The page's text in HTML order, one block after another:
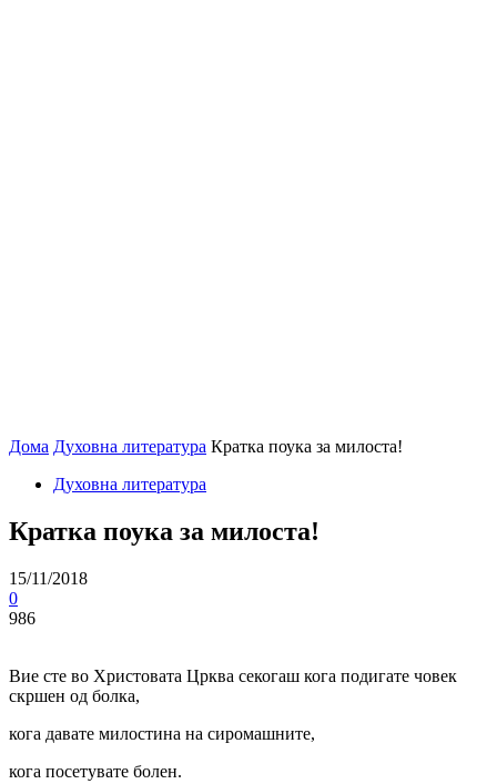
Дома Духовна литература Кратка поука за милоста!
Духовна литература
Кратка поука за милоста!
15/11/2018
0
986
Вие сте во Христовата Црква секогаш кога подигате човек
скршен од болка,
кога давате милостина на сиромашните,
кога посетувате болен.